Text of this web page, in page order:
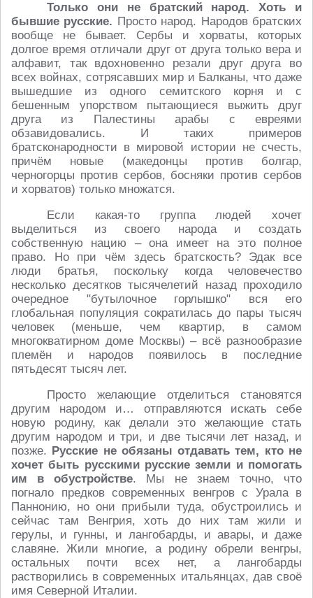
Только они не братский народ. Хоть и
бывшие русские. Просто народ. Народов братских
вообще не бывает. Сербы и хорваты, которых
долгое время отличали друг от друга только вера и
алфавит, так вдохновенно резали друг друга во
всех войнах, сотрясавших мир и Балканы, что даже
вышедшие из одного семитского корня и с
бешенным упорством пытающиеся выжить друг
друга из Палестины арабы с евреями
обзавидовались. И таких примеров
братсконародности в мировой истории не счесть,
причём новые (македонцы против болгар,
черногорцы против сербов, босняки против сербов
и хорватов) только множатся.
Если какая-то группа людей хочет
выделиться из своего народа и создать
собственную нацию – она имеет на это полное
право. Но при чём здесь братскость? Эдак все
люди братья, поскольку когда человечество
несколько десятков тысячелетий назад проходило
очередное "бутылочное горлышко" вся его
глобальная популяция сократилась до пары тысяч
человек (меньше, чем квартир, в самом
многокватирном доме Москвы) – всё разнообразие
племён и народов появилось в последние
пятьдесят тысяч лет.
Просто желающие отделиться становятся
другим народом и… отправляются искать себе
новую родину, как делали это желающие стать
другим народом и три, и две тысячи лет назад, и
позже. Русские не обязаны отдавать тем, кто не
хочет быть русскими русские земли и помогать
им в обустройстве. Мы не знаем точно, что
погнало предков современных венгров с Урала в
Паннонию, но они прибыли туда, обустроились и
сейчас там Венгрия, хоть до них там жили и
герулы, и гунны, и лангобарды, и авары, и даже
славяне. Жили многие, а родину обрели венгры,
остальных почти всех нет, а лангобарды
растворились в современных итальянцах, дав своё
имя Северной Италии.